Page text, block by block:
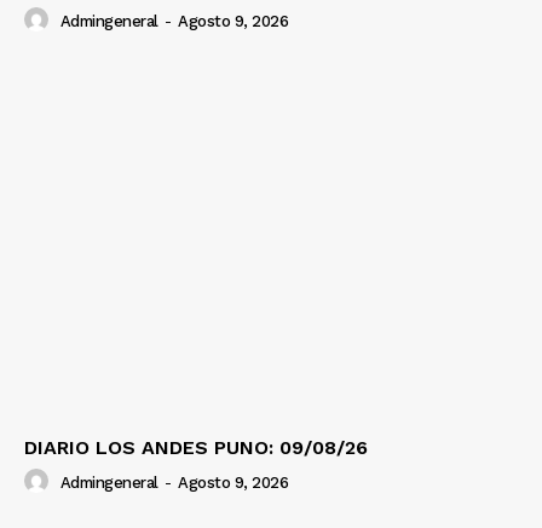
Admingeneral - Agosto 9, 2026
DIARIO LOS ANDES PUNO: 09/08/26
Admingeneral - Agosto 9, 2026